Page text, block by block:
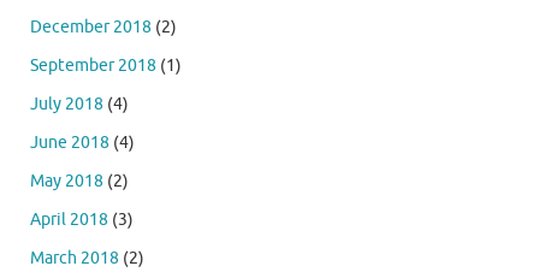
December 2018 (2)
September 2018 (1)
July 2018 (4)
June 2018 (4)
May 2018 (2)
April 2018 (3)
March 2018 (2)